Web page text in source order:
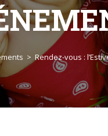
> Rendez-vous :